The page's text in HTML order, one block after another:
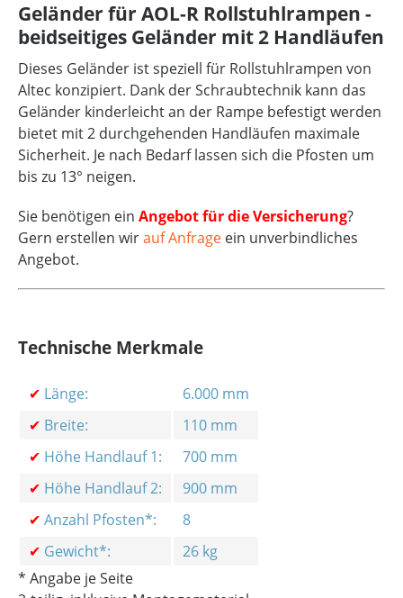
Geländer für AOL-R Rollstuhlrampen -
beidseitiges Geländer mit 2 Handläufen
Dieses Geländer ist speziell für Rollstuhlrampen von
Altec konzipiert. Dank der Schraubtechnik kann das
Geländer kinderleicht an der Rampe befestigt werden
bietet mit 2 durchgehenden Handläufen maximale
Sicherheit. Je nach Bedarf lassen sich die Pfosten um
bis zu 13° neigen.
Sie benötigen ein Angebot für die Versicherung?
Gern erstellen wirauf Anfrage ein unverbindliches
Angebot.
Technische Merkmale
✔ Länge:
6.000 mm
✔ Breite:
110 mm
✔ Höhe Handlauf 1:
700 mm
✔ Höhe Handlauf 2:
900 mm
✔ Anzahl Pfosten*:
8
✔ Gewicht*:
26 kg
* Angabe je Seite